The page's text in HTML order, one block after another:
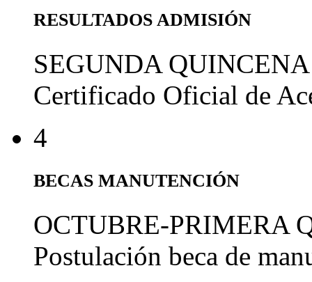
RESULTADOS ADMISIÓN
SEGUNDA
Certificado Oficial de
4
BECAS MANUTENCIÓN
OCTUBRE-PRIMERA
Postulación beca de